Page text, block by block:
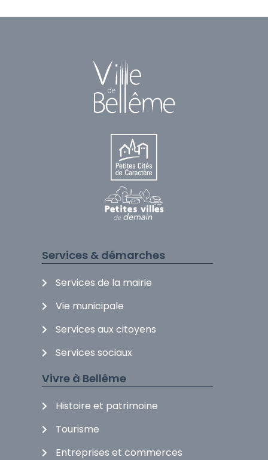
Services & démarches
Services de la mairie
Vie municipale
Services aux citoyens
Services sociaux
Vivre à Bellême
Histoire et patrimoine
Tourisme
Entreprises et commerces